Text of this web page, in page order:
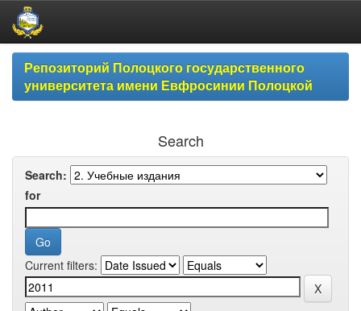
Skip
navigationРепозиторий Полоцкого государственного
университета имени Евфросинии Полоцкой
Search
Search:
for
Current filters: